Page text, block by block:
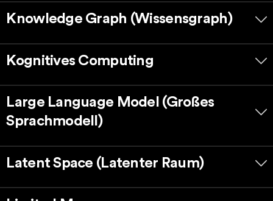
Knowledge Graph (Wissensgraph)
Kognitives Computing
Large Language Model (Großes
Sprachmodell)
Latent Space (Latenter Raum)